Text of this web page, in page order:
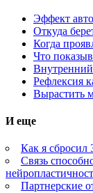
Эффект
Откуда
Когда
Что
Внутренний
Рефлексия
Вырастить
И еще
Как я сбросил
Связь
Партнерские